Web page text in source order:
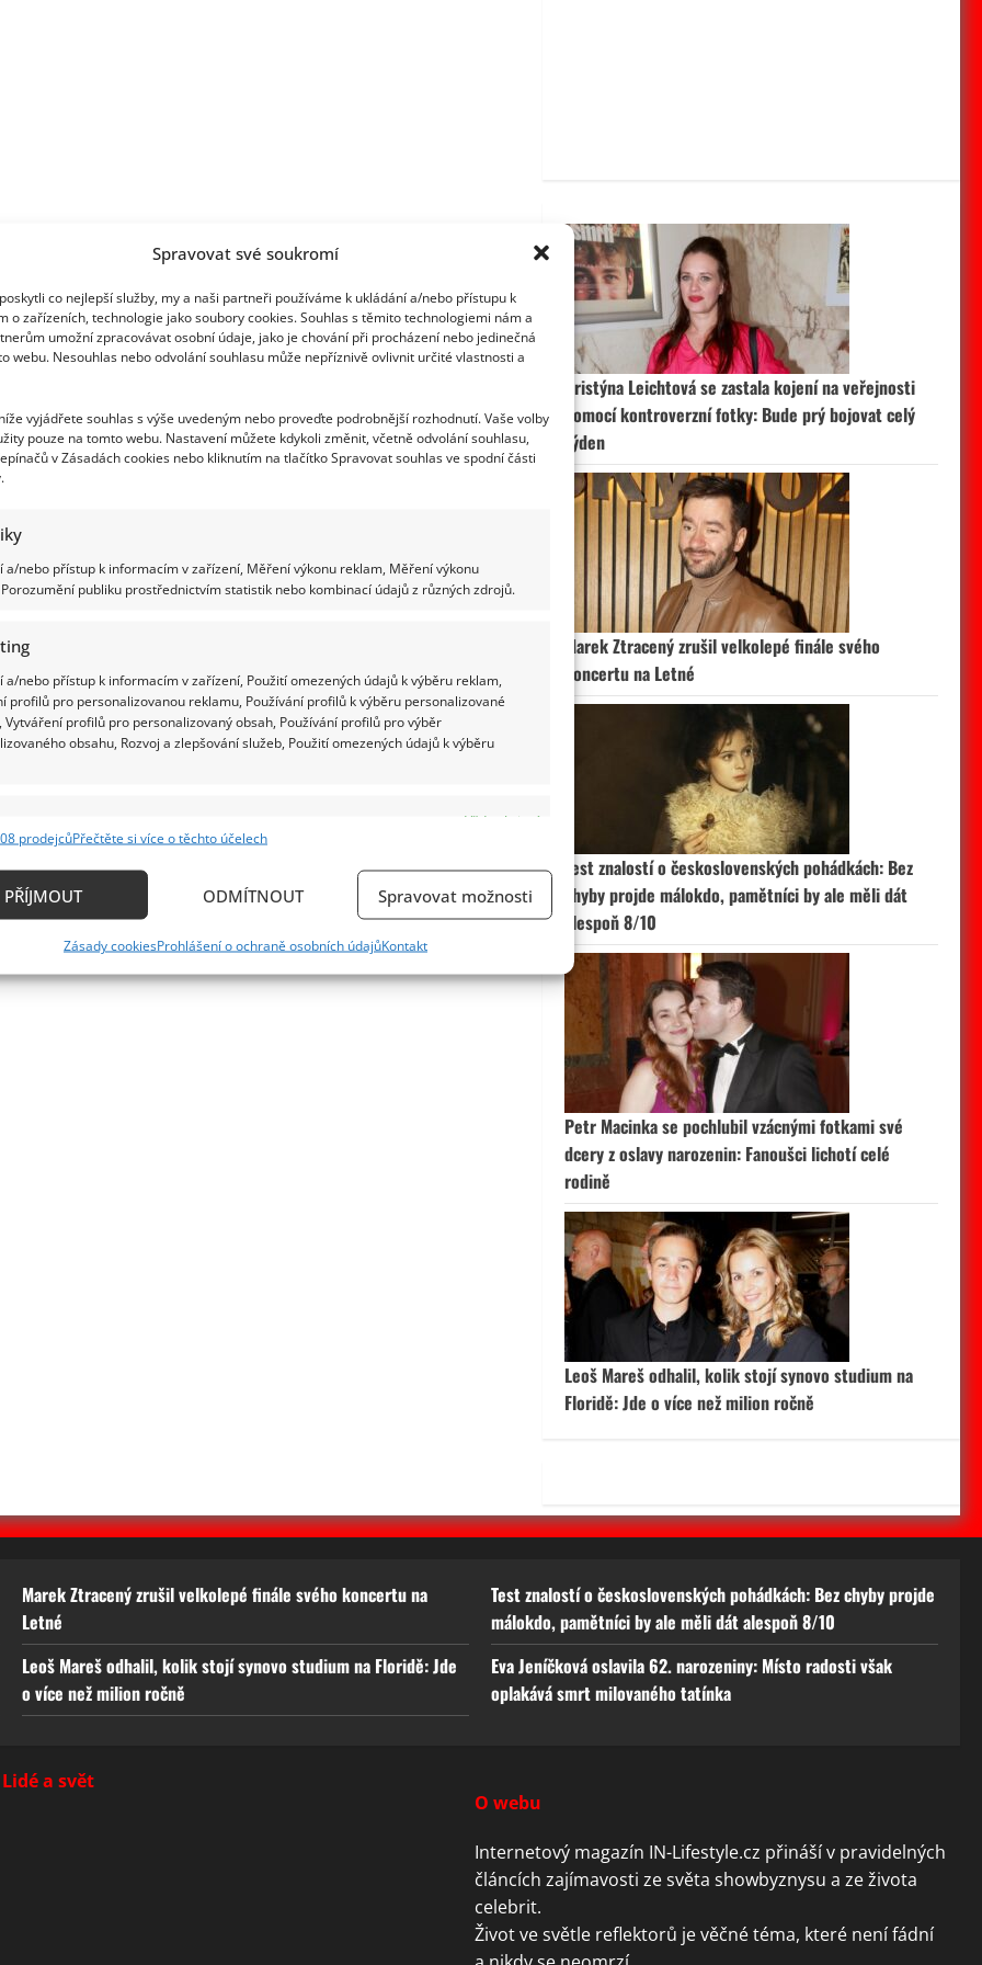
Spravovat své soukromí
co nejlepší služby, my a naši partneři používáme k ukládání a/nebo přístupu k
o zařízeních, technologie jako soubory cookies. Souhlas s těmito technologiemi nám a
umožní zpracovávat osobní údaje, jako je chování při procházení nebo jedinečná
webu. Nesouhlas nebo odvolání souhlasu může nepříznivě ovlivnit určité vlastnosti a
vyjádřete souhlas s výše uvedeným nebo proveďte podrobnější rozhodnutí. Vaše volby
pouze na tomto webu. Nastavení můžete kdykoli změnit, včetně odvolání souhlasu,
v Zásadách cookies nebo kliknutím na tlačítko Spravovat souhlas ve spodní části
a/nebo přístup k informacím v zařízení, Měření výkonu reklam, Měření výkonu
publiku prostřednictvím statistik nebo kombinací údajů z různých zdrojů.
a/nebo přístup k informacím v zařízení, Použití omezených údajů k výběru reklam,
profilů pro personalizovanou reklamu, Používání profilů k výběru personalizované
Vytváření profilů pro personalizovaný obsah, Používání profilů pro výběr
obsahu, Rozvoj a zlepšování služeb, Použití omezených údajů k výběru
Vždy aktivní
zařízení na základě automaticky přenášených informací.
aktivně požadovaných informací.
prodejcůPřečtěte si více o těchto účelech
PŘÍJMOUT ODMÍTNOUT Spravovat možnosti
Zásady cookiesProhlášení o ochraně osobních údajůKontakt
Kristýna Leichtová se zastala kojení na veřejnosti
pomocí kontroverzní fotky: Bude prý bojovat celý
týden
Marek Ztracený zrušil velkolepé finále svého
koncertu na Letné
Test znalostí o československých pohádkách: Bez
chyby projde málokdo, pamětníci by ale měli dát
alespoň 8/10
Petr Macinka se pochlubil vzácnými fotkami své
dcery z oslavy narozenin: Fanoušci lichotí celé
rodině
Leoš Mareš odhalil, kolik stojí synovo studium na
Floridě: Jde o více než milion ročně
Marek Ztracený zrušil velkolepé finále svého koncertu na
Letné
Test znalostí o československých pohádkách: Bez chyby projde
málokdo, pamětníci by ale měli dát alespoň 8/10
Leoš Mareš odhalil, kolik stojí synovo studium na Floridě: Jde
o více než milion ročně
Eva Jeníčková oslavila 62. narozeniny: Místo radosti však
oplakává smrt milovaného tatínka
Lidé a svět
O webu
Internetový magazín IN-Lifestyle.cz přináší v pravidelných
článcích zajímavosti ze světa showbyznysu a ze života
celebrit.
Život ve světle reflektorů je věčné téma, které není fádní